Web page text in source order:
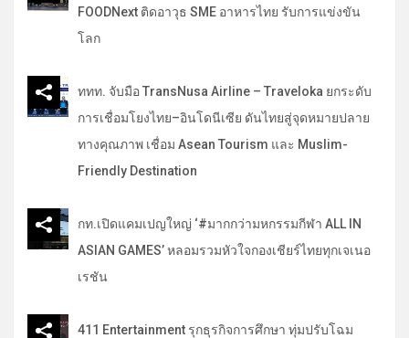
FOODNext ติดอาวุธ SME อาหารไทย รับการแข่งขัน
โลก
ททท. จับมือ TransNusa Airline – Traveloka ยกระดับ
การเชื่อมโยงไทย–อินโดนีเซีย ดันไทยสู่จุดหมายปลาย
ทางคุณภาพ เชื่อม Asean Tourism และ Muslim-
Friendly Destination
กท.เปิดแคมเปญใหญ่ ‘#มากกว่ามหกรรมกีฬา ALL IN
ASIAN GAMES’ หลอมรวมหัวใจกองเชียร์ไทยทุกเจเนอ
เรชัน
411 Entertainment รุกธุรกิจการศึกษา ทุ่มปรับโฉม